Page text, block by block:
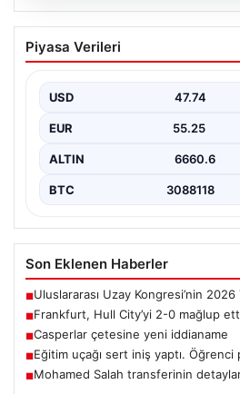
08.08.2026
Frankfurt, Hull City’yi
Almanya'nın köklü futbol
Piyasa Verileri
USD 47.74
EUR 55.25
ALTIN 6660.6
BTC 3088118
Son Eklenen Haberler
■Uluslararası Uzay Kongresi’nin
■Frankfurt, Hull City’yi 2-0 mağlup
■Casperlar çetesine yeni iddianame
■Eğitim uçağı sert iniş yaptı. Öğrenci
■Mohamed Salah transferinin